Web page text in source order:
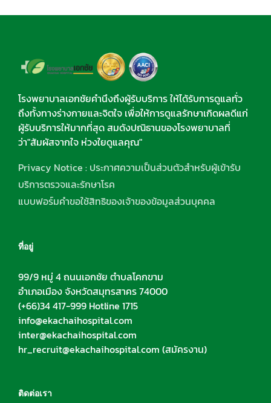
โรงพยาบาลเอกชัยคำนึงถึงผู้รับบริการ ให้ได้รับการดูแลทั่ว
ถึงทั้งทางร่างกายและจิตใจ เพื่อให้การดูแลรักษาเกิดผลดีแก่
ผู้รับบริการให้มากที่สุด สมดังปณิธานของโรงพยาบาลที่
ว่า"สัมผัสจากใจ ห่วงใยดูแลคุณ"
Privacy Notice : ประกาศความเป็นส่วนตัวสำหรับผู้เข้ารับ
บริการตรวจและรักษาโรค
แบบฟอร์มคำขอใช้สิทธิของเจ้าของข้อมูลส่วนบุคคล
ที่อยู่
99/9 หมู่ 4 ถนนเอกชัย ตำบลโคกขาม
อำเภอเมือง จังหวัดสมุทรสาคร 74000
(+66)34 417-999 Hotline 1715
info@ekachaihospital.com
inter@ekachaihospital.com
hr_recruit@ekachaihospital.com (สมัครงาน)
ติดต่อเรา